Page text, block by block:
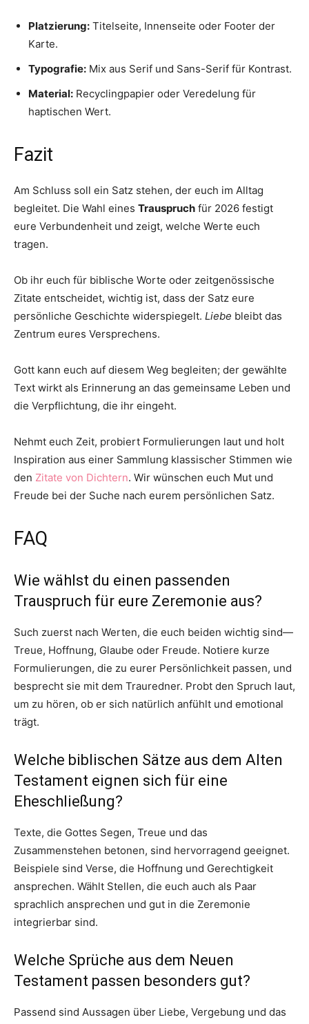
Platzierung: Titelseite, Innenseite oder Footer der
Karte.
Typografie: Mix aus Serif und Sans-Serif für Kontrast.
Material: Recyclingpapier oder Veredelung für
haptischen Wert.
Fazit
Am Schluss soll ein Satz stehen, der euch im Alltag
begleitet. Die Wahl eines Trauspruch für 2026 festigt
eure Verbundenheit und zeigt, welche Werte euch
tragen.
Ob ihr euch für biblische Worte oder zeitgenössische
Zitate entscheidet, wichtig ist, dass der Satz eure
persönliche Geschichte widerspiegelt. Liebe bleibt das
Zentrum eures Versprechens.
Gott kann euch auf diesem Weg begleiten; der gewählte
Text wirkt als Erinnerung an das gemeinsame Leben und
die Verpflichtung, die ihr eingeht.
Nehmt euch Zeit, probiert Formulierungen laut und holt
Inspiration aus einer Sammlung klassischer Stimmen wie
den Zitate von Dichtern. Wir wünschen euch Mut und
Freude bei der Suche nach eurem persönlichen Satz.
FAQ
Wie wählst du einen passenden
Trauspruch für eure Zeremonie aus?
Such zuerst nach Werten, die euch beiden wichtig sind—
Treue, Hoffnung, Glaube oder Freude. Notiere kurze
Formulierungen, die zu eurer Persönlichkeit passen, und
besprecht sie mit dem Trauredner. Probt den Spruch laut,
um zu hören, ob er sich natürlich anfühlt und emotional
trägt.
Welche biblischen Sätze aus dem Alten
Testament eignen sich für eine
Eheschließung?
Texte, die Gottes Segen, Treue und das
Zusammenstehen betonen, sind hervorragend geeignet.
Beispiele sind Verse, die Hoffnung und Gerechtigkeit
ansprechen. Wählt Stellen, die euch auch als Paar
sprachlich ansprechen und gut in die Zeremonie
integrierbar sind.
Welche Sprüche aus dem Neuen
Testament passen besonders gut?
Passend sind Aussagen über Liebe, Vergebung und das